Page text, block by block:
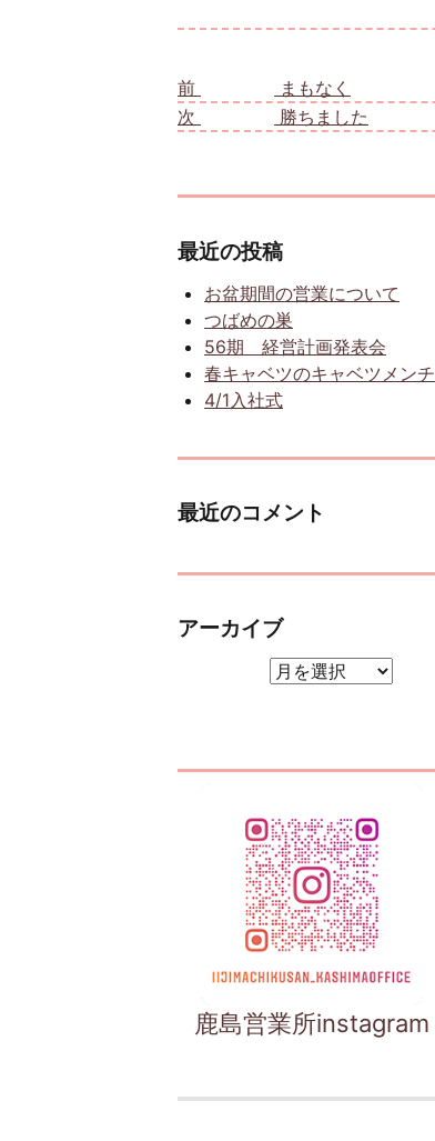
前
まもなく
次
勝ちました
最近の投稿
お盆期間の営業について
つばめの巣
56期 経営計画発表会
春キャベツのキャベツメンチ
4/1入社式
最近のコメント
アーカイブ
鹿島営業所instagram